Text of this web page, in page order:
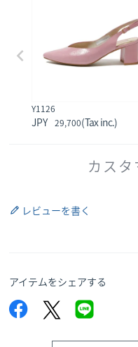
Y1126
29,700
カスタ
レビューを書く
アイテムをシェアする